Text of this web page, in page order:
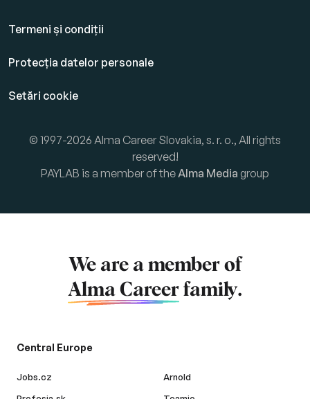
Termeni și condiții
Protecția datelor personale
Setări cookie
© 1997-2026 Alma Career Slovakia, s. r. o., All rights
reserved!
PAYLAB is a member of theAlma Media group
We are a member of
Alma Career family.
Central Europe
Jobs.cz
Arnold